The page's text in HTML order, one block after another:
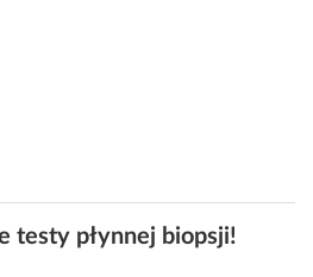
testy płynnej biopsji!